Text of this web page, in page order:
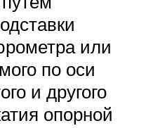
или
по оси
и другого
опорной